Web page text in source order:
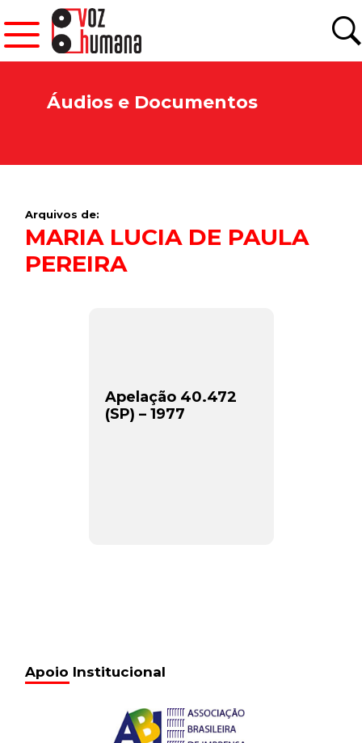
Áudios e Documentos
Arquivos de:
MARIA LUCIA DE PAULA
PEREIRA
Apelação 40.472
(SP) – 1977
Apoio Institucional